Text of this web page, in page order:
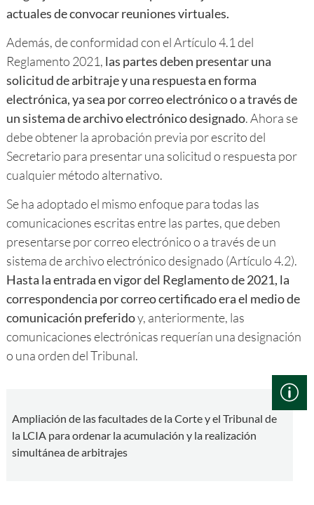
actuales de convocar reuniones virtuales.
Además, de conformidad con el Artículo 4.1 del
Reglamento 2021, las partes deben presentar una
solicitud de arbitraje y una respuesta en forma
electrónica, ya sea por correo electrónico o a través de
un sistema de archivo electrónico designado. Ahora se
debe obtener la aprobación previa por escrito del
Secretario para presentar una solicitud o respuesta por
cualquier método alternativo.
Se ha adoptado el mismo enfoque para todas las
comunicaciones escritas entre las partes, que deben
presentarse por correo electrónico o a través de un
sistema de archivo electrónico designado (Artículo 4.2).
Hasta la entrada en vigor del Reglamento de 2021, la
correspondencia por correo certificado era el medio de
comunicación preferidoy, anteriormente, las
comunicaciones electrónicas requerían una designación
o una orden del Tribunal.
Ampliación de las facultades de la Corte y el Tribunal de
la LCIA para ordenar la acumulación y la realización
simultánea de arbitrajes